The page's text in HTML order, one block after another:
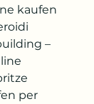
kaufen
–
per